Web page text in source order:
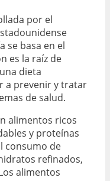
por el
se basa en el
es la raíz de
dieta
a prevenir y tratar
de salud.
alimentos ricos
y proteínas
consumo de
refinados,
alimentos